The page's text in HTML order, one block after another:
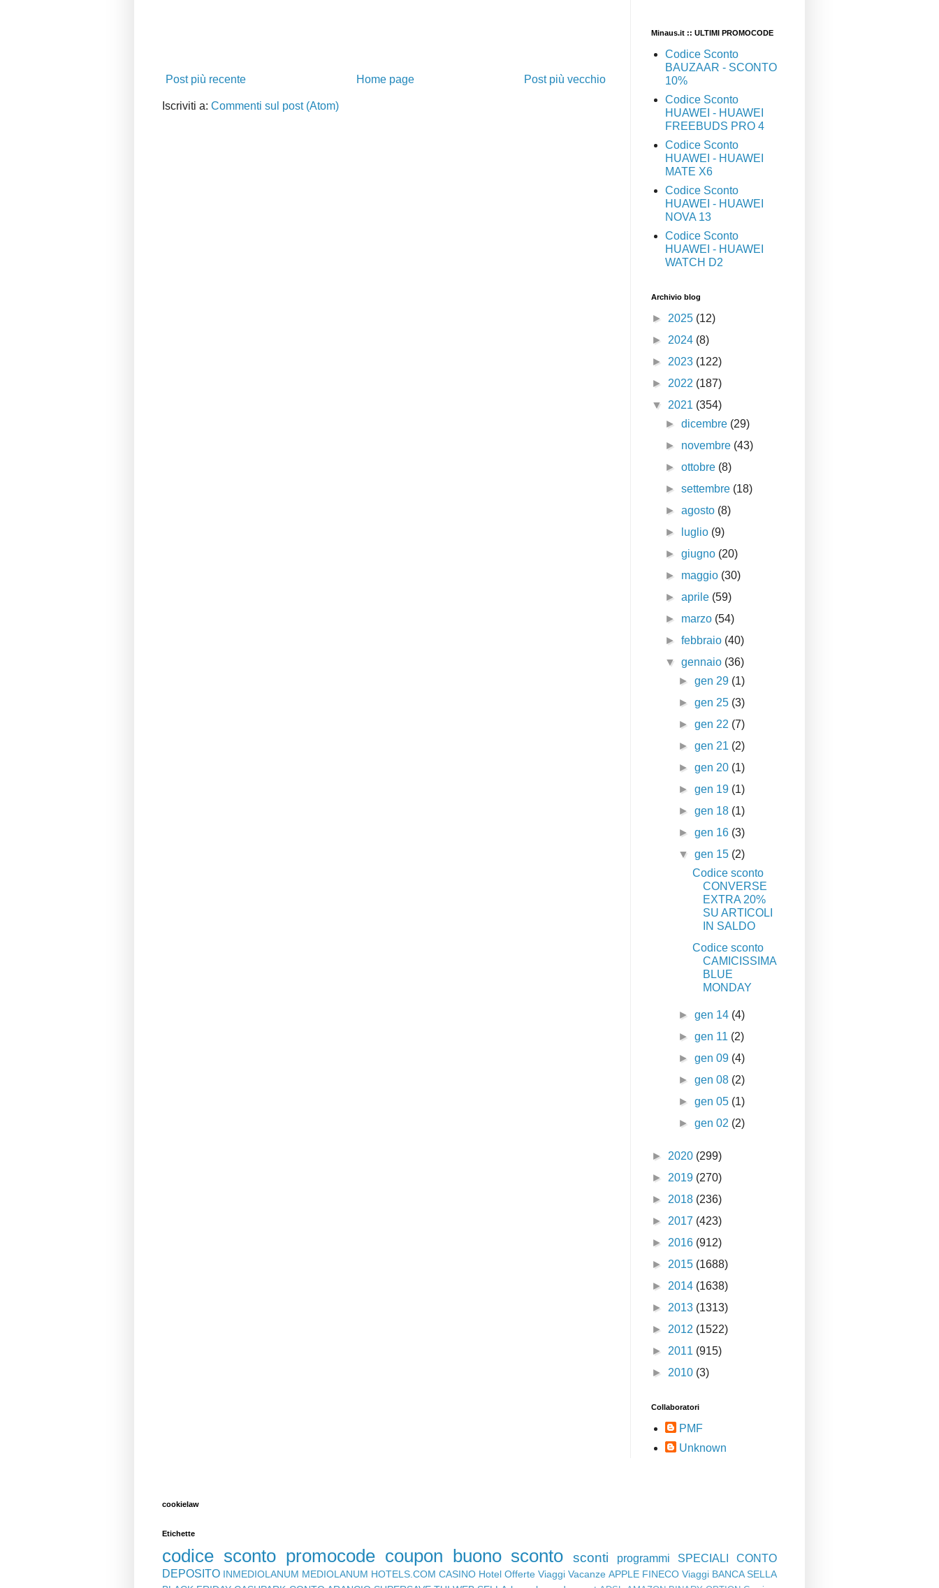
Post più recente Post più vecchio
Home page
Iscriviti a: Commenti sul post (Atom)
Minaus.it :: ULTIMI PROMOCODE
Codice Sconto
BAUZAAR - SCONTO
10%
Codice Sconto
HUAWEI - HUAWEI
FREEBUDS PRO 4
Codice Sconto
HUAWEI - HUAWEI
MATE X6
Codice Sconto
HUAWEI - HUAWEI
NOVA 13
Codice Sconto
HUAWEI - HUAWEI
WATCH D2
Archivio blog
► 2025 (12)
► 2024 (8)
► 2023 (122)
► 2022 (187)
▼ 2021 (354)
►dicembre (29)
► novembre (43)
►ottobre (8)
►settembre (18)
►agosto (8)
►
luglio (9)
►giugno (20)
► maggio (30)
►aprile (59)
► marzo (54)
►febbraio (40)
▼gennaio (36)
►gen 29 (1)
►gen 25 (3)
►gen 22 (7)
►gen 21 (2)
►gen 20 (1)
►gen 19 (1)
►gen 18 (1)
►gen 16 (3)
▼gen 15 (2)
Codice sconto
CONVERSE
EXTRA 20%
SU ARTICOLI
IN SALDO
Codice sconto
CAMICISSIMA
BLUE
MONDAY
►gen 14 (4)
►gen 11 (2)
►gen 09 (4)
►gen 08 (2)
►gen 05 (1)
►gen 02 (2)
► 2020 (299)
► 2019 (270)
► 2018 (236)
► 2017 (423)
► 2016 (912)
► 2015 (1688)
► 2014 (1638)
► 2013 (1313)
► 2012 (1522)
► 2011 (915)
► 2010 (3)
Collaboratori
PMF
Unknown
cookielaw
Etichette
codice sconto promocode coupon buono sconto sconti programmi SPECIALI
CONTO
DEPOSITO INMEDIOLANUM MEDIOLANUM HOTELS.COM CASINO Hotel Offerte Viaggi Vacanze APPLE FINECO Viaggi BANCA SELLA